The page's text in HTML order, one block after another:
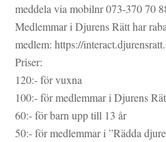
meddela via mobilnr 073-370 70
Medlemmar i Djurens Rätt har
medlem: https://
Priser:
120:- för vuxna
100:- för medlemmar i Djurens
60:- för barn upp till 13 år
50:- för medlemmar i ”Rädda